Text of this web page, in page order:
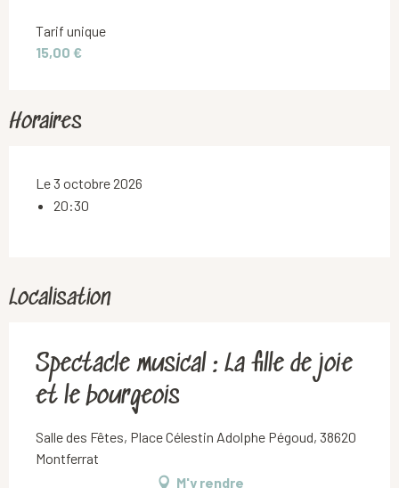
Tarif unique
15,00 €
Horaires
Le 3 octobre 2026
20:30
Localisation
Spectacle musical : La fille de joie
et le bourgeois
Salle des Fêtes, Place Célestin Adolphe Pégoud, 38620
Montferrat
M'y rendre